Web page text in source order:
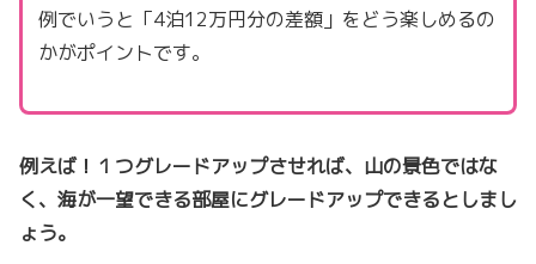
例でいうと「4泊12万円分の差額」をどう楽しめるの
かがポイントです。
例えば！１つグレードアップさせれば、山の景色ではな
く、海が一望できる部屋にグレードアップできるとしまし
ょう。